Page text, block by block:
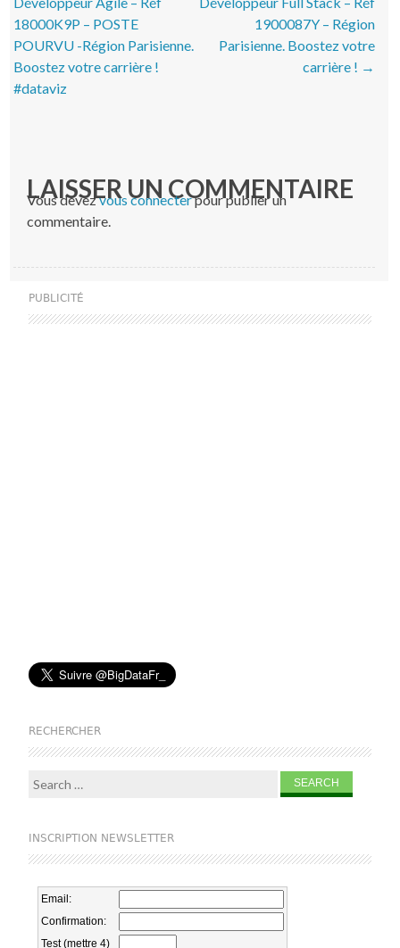
18000K9P – POSTE
POURVU -Région Parisienne.
Boostez votre carrière !
#dataviz
1900087Y – Région
Parisienne. Boostez votre
carrière ! →
LAISSER UN COMMENTAIRE
Vous devezvous connecterpour publier un
commentaire.
PUBLICITÉ
RECHERCHER
Search for:
INSCRIPTION NEWSLETTER